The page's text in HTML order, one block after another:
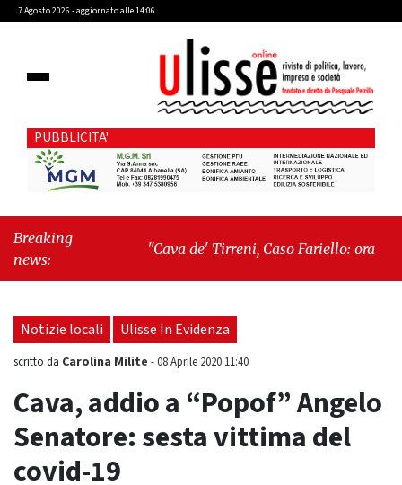
7 Agosto 2026 - aggiornato alle 14:06
PUBBLICITA'
Breaking
news:
"Cava de' Tirreni, Caso Fariello: ora torniamo
Notizie locali Ulisse In Evidenza
scritto da Carolina Milite -08 Aprile 2020 11:40
Cava, addio a “Popof” Angelo
Senatore: sesta vittima del
covid-19